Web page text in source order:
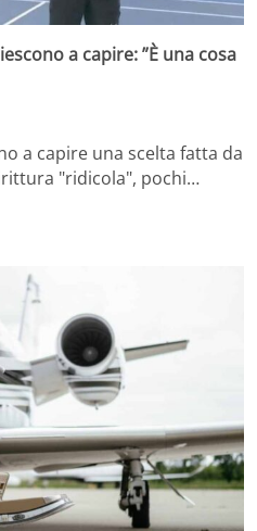
a capire: ”È una cosa
a capire una scelta fatta da
"ridicola", pochi…